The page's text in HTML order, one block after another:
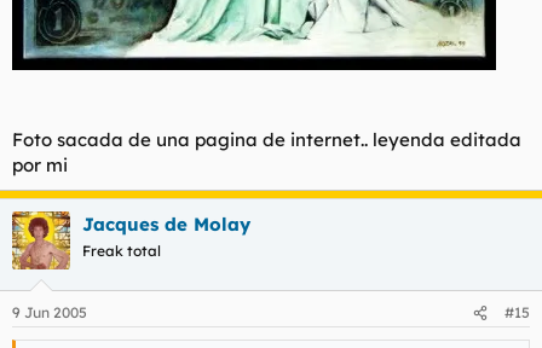
Foto sacada de una pagina de internet.. leyenda editada
por mi
Jacques de Molay
Freak total
9 Jun 2005 #15